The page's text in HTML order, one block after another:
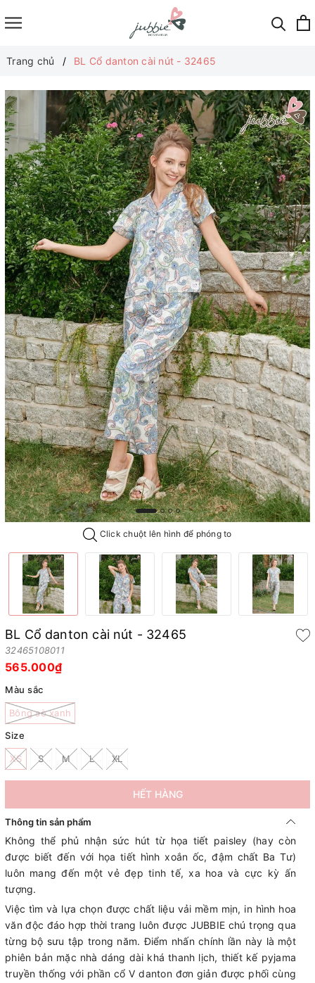
Trang chủ BL Cổ danton cài nút - 32465
Click chuột lên hình để phóng to
BL Cổ danton cài nút - 32465
32465108011
565.000₫
Màu sắc
Bông sò xanh
Size
XS S M L XL
HẾT HÀNG
Thông tin sản phẩm
Không thể phủ nhận sức hút từ họa tiết paisley (hay còn
được biết đến với họa tiết hình xoắn ốc, đậm chất Ba Tư)
luôn mang đến một vẻ đẹp tinh tế, xa hoa và cực kỳ ấn
tượng.
Việc tìm và lựa chọn được chất liệu vải mềm mịn, in hình hoa
văn độc đáo hợp thời trang luôn được JUBBIE chú trọng qua
từng bộ sưu tập trong năm. Điểm nhấn chính lần này là một
phiên bản mặc nhà dáng dài khá thanh lịch, thiết kế pyjama
truyền thống với phần cổ V danton đơn giản được phối cùng